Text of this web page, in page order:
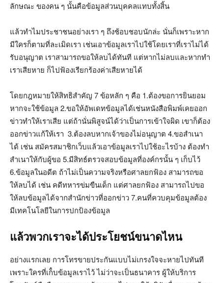
ลักษณะ ของคน ๆ นั้นคือข้อมูลส่วนบุคคลแทบทั้งสิ้น
แล้วทำไมประชาชนอย่างเรา ๆ ถึงช้อบชอบนักล่ะ นั่นก็เพราะหาก
มีใครก็ตามที่ละเมิดเรา เช่นเอาข้อมูลเราไปใช้โดยเราที่เราไม่ได้
รับอนุญาต เราสามารถขอให้ลบได้ทันที แต่หากไม่ลบและหากทำ
เราเสียหาย ก็ไปฟ้องเรียกร้องค่าเสียหายได้
โดยกฎหมายให้สิทธิสำคัญ 7 ข้อหลัก ๆ คือ 1.ต้องขอการยินยอม
หากจะใช้ข้อมูล 2.ขอให้อัพเดทข้อมูลได้เช่นหนังสือพิมพ์เคยออก
ข่าวทำให้เราเสีย แต่ถ้านั่นพิสูจน์ได้ว่าเป็นการเข้าใจผิด เขาก็ต้อง
ออกข่าวแก้ให้เรา 3.ต้องลบหากเจ้าของไม่อนุญาต 4.ขอสำเนา
ได้ เช่น สมัครสมาชิกเว็บแล้วเอาข้อมูลเราไปใช้อะไรบ้าง ต้องทำ
สำเนาให้กับผู้ขอ 5.มีสิทธ์ตรวจสอบข้อมูลที่องค์กรนั้น ๆ เก็บไว้
6.ข้อมูลในอดีต ถ้าไม่เป็นความจริงหรือศาลยกฟ้อง สามารถขอ
ให้ลบได้ เช่น คดีทหารข่มขืนเด็ก แต่ศาลยกฟ้อง สามารถไปขอ
ให้ลบข้อมูลได้จากสำนักข่าวที่ออกข่าว 7.คนที่ควบคุมข้อมูลต้อง
มีเทคโนโลยีในการปกป้องข้อมูล
แล้วพวกเราจะได้ประโยชน์ขนาดไหน
อย่างแรกเลย การโทรขายประกันแบบไม่เกรงใจจะหายไปทันที
เพราะใครที่เก็๋บข้อมูลเราไว้ ไม่ว่าจะเป็นธนาคาร ผู้ให้บริการ